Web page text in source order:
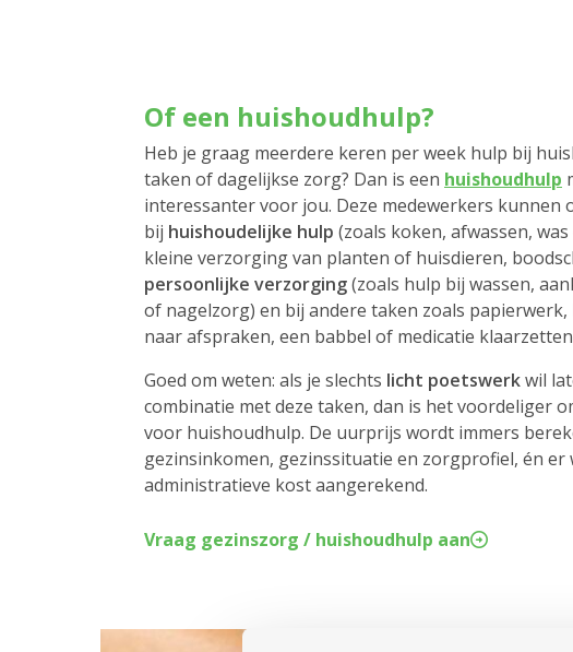
Of een huishoudhulp?
Heb je graag meerdere keren per week hulp bij
taken of dagelijkse zorg? Dan is een huishoudhulp
interessanter voor jou. Deze medewerkers kunnen
bij huishoudelijke hulp (zoals koken, afwassen,
kleine verzorging van planten of huisdieren,
persoonlijke verzorging(zoals hulp bij wassen,
of nagelzorg) en bij andere taken zoals
naar afspraken, een babbel of medicatie
Goed om weten: als je slechts licht poetswerkwil
combinatie met deze taken, dan is het voordeliger
voor huishoudhulp. De uurprijs wordt immers
gezinsinkomen, gezinssituatie en zorgprofiel, én er
administratieve kost aangerekend.
Vraag gezinszorg / huishoudhulp aan